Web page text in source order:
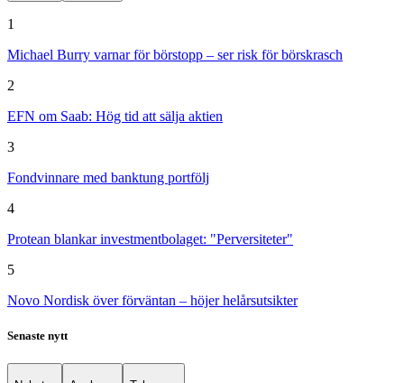
1
Michael Burry varnar för börstopp – ser risk för börskrasch
2
EFN om Saab: Hög tid att sälja aktien
3
Fondvinnare med banktung portfölj
4
Protean blankar investmentbolaget: "Perversiteter"
5
Novo Nordisk över förväntan – höjer helårsutsikter
Senaste nytt